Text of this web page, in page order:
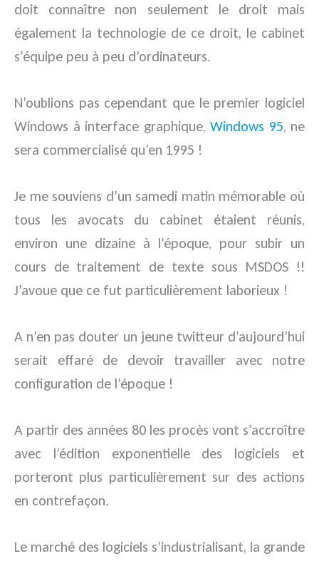
doit connaître non seulement le droit mais
également la technologie de ce droit, le cabinet
s’équipe peu à peu d’ordinateurs.
N’oublions pas cependant que le premier logiciel
Windows à interface graphique, Windows 95, ne
sera commercialisé qu’en 1995 !
Je me souviens d’un samedi matin mémorable où
tous les avocats du cabinet étaient réunis,
environ une dizaine à l’époque, pour subir un
cours de traitement de texte sous MSDOS !!
J’avoue que ce fut particulièrement laborieux !
A n’en pas douter un jeune twitteur d’aujourd’hui
serait effaré de devoir travailler avec notre
configuration de l’époque !
A partir des années 80 les procès vont s’accroître
avec l’édition exponentielle des logiciels et
porteront plus particulièrement sur des actions
en contrefaçon.
Le marché des logiciels s’industrialisant, la grande